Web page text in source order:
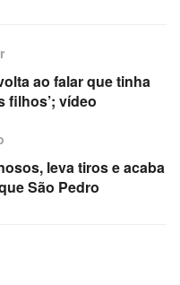
ao falar que tinha
filhos’; vídeo
leva tiros e acaba
São Pedro